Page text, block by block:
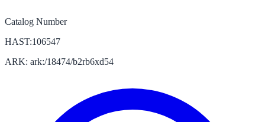
Catalog Number
HAST:106547
ARK: ark:/18474/b2rb6xd54